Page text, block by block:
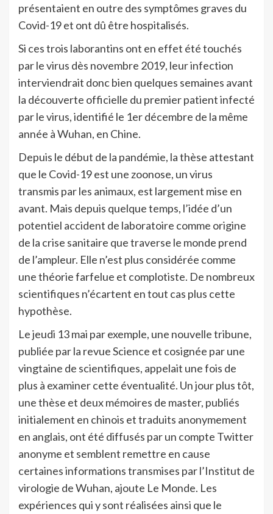
présentaient en outre des symptômes graves du
Covid-19 et ont dû être hospitalisés.
Si ces trois laborantins ont en effet été touchés
par le virus dès novembre 2019, leur infection
interviendrait donc bien quelques semaines avant
la découverte officielle du premier patient infecté
par le virus, identifié le 1er décembre de la même
année à Wuhan, en Chine.
Depuis le début de la pandémie, la thèse attestant
que le Covid-19 est une zoonose, un virus
transmis par les animaux, est largement mise en
avant. Mais depuis quelque temps, l’idée d’un
potentiel accident de laboratoire comme origine
de la crise sanitaire que traverse le monde prend
de l’ampleur. Elle n’est plus considérée comme
une théorie farfelue et complotiste. De nombreux
scientifiques n’écartent en tout cas plus cette
hypothèse.
Le jeudi 13 mai par exemple, une nouvelle tribune,
publiée par la revue Science et cosignée par une
vingtaine de scientifiques, appelait une fois de
plus à examiner cette éventualité. Un jour plus tôt,
une thèse et deux mémoires de master, publiés
initialement en chinois et traduits anonymement
en anglais, ont été diffusés par un compte Twitter
anonyme et semblent remettre en cause
certaines informations transmises par l’Institut de
virologie de Wuhan, ajoute Le Monde. Les
expériences qui y sont réalisées ainsi que le